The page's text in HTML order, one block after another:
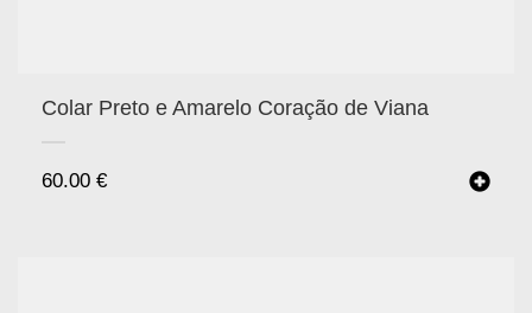
Colar Preto e Amarelo Coração de Viana
60.00 €